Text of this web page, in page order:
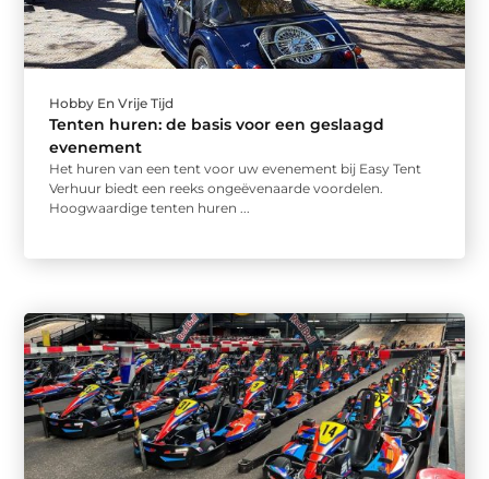
Hobby En Vrije Tijd
Tenten huren: de basis voor een geslaagd
evenement
Het huren van een tent voor uw evenement bij Easy Tent
Verhuur biedt een reeks ongeëvenaarde voordelen.
Hoogwaardige tenten huren ...